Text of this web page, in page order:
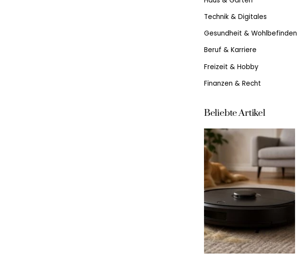
Technik & Digitales
Gesundheit & Wohlbefinden
Beruf & Karriere
Freizeit & Hobby
Finanzen & Recht
Beliebte Artikel